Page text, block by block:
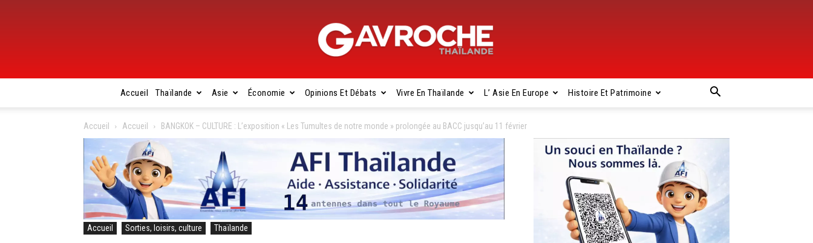
Gavroche
Thaïlande
Accueil Thaïlande Asie Économie Opinions Et Débats Vivre En Thaïlande L’ Asie En Europe Histoire Et Patrimoine
Accueil Accueil BANGKOK – CULTURE : L’exposition « Les Tumultes de notre monde » prolongée au BACC jusqu’au 11 février
Accueil Sorties, loisirs, culture Thaïlande